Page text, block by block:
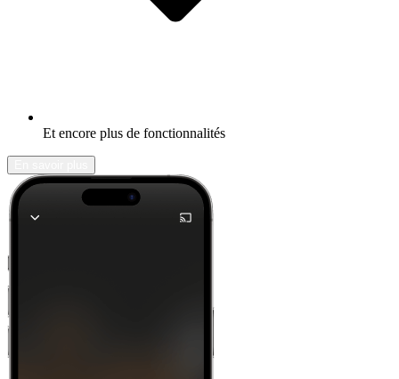
Et encore plus de fonctionnalités